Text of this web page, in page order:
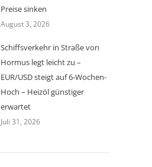
Preise sinken
August 3, 2026
Schiffsverkehr in Straße von
Hormus legt leicht zu –
EUR/USD steigt auf 6-Wochen-
Hoch – Heizöl günstiger
erwartet
Juli 31, 2026